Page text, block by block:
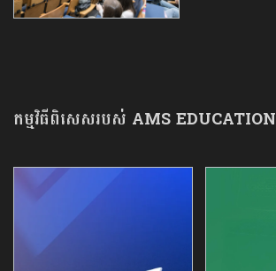
កម្មវិធីពិសេសរបស់ AMS EDUCATION